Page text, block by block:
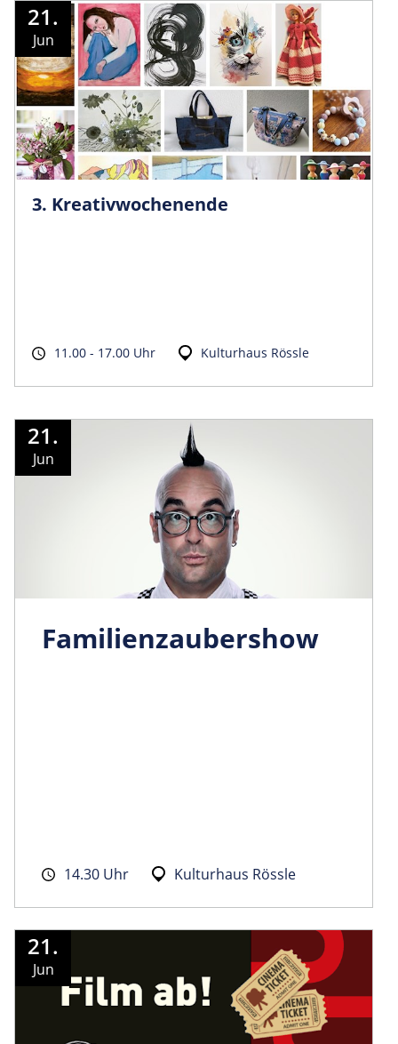
21.
Jun
3. Kreativwochenende
11.00 - 17.00 Uhr Kulturhaus Rössle
21.
Jun
Familienzaubershow
14.30 Uhr Kulturhaus Rössle
21.
Jun